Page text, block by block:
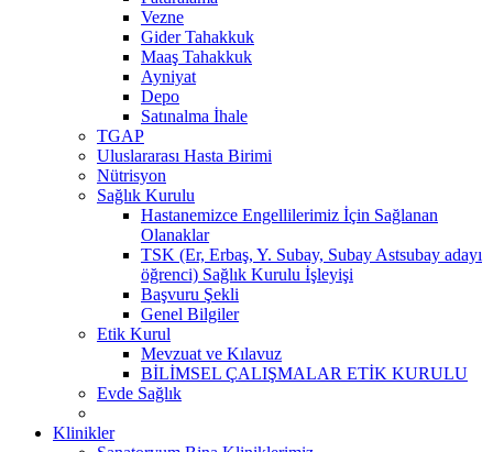
Vezne
Gider Tahakkuk
Maaş Tahakkuk
Ayniyat
Depo
Satınalma İhale
TGAP
Uluslararası Hasta Birimi
Nütrisyon
Sağlık Kurulu
Hastanemizce Engellilerimiz İçin Sağlanan
Olanaklar
TSK (Er, Erbaş, Y. Subay, Subay Astsubay adayı
öğrenci) Sağlık Kurulu İşleyişi
Başvuru Şekli
Genel Bilgiler
Etik Kurul
Mevzuat ve Kılavuz
BİLİMSEL ÇALIŞMALAR ETİK KURULU
Evde Sağlık
Klinikler